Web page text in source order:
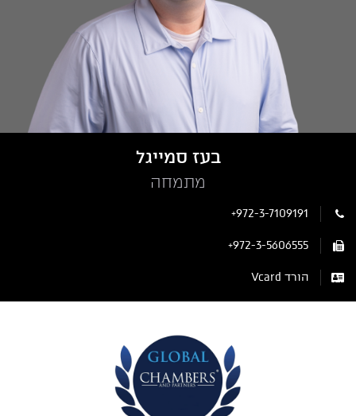
בעז סמייגל
מתמחה
+972-3-7109191
+972-3-5606555
הורד Vcard